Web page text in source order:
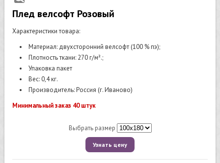
Плед велсофт Розовый
Характеристики товара:
Материал: двухсторонний велсофт (100 % пэ);
Плотность ткани: 270 г/м².;
Упаковка пакет
Вес: 0,4 кг.
Производитель: Россия (г. Иваново)
Минимальный заказ 40 штук
Выбрать размер
Узнать цену